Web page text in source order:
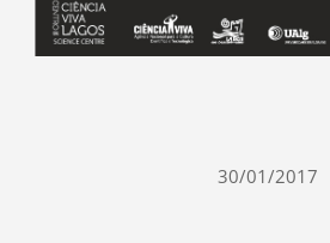
30/01/2017